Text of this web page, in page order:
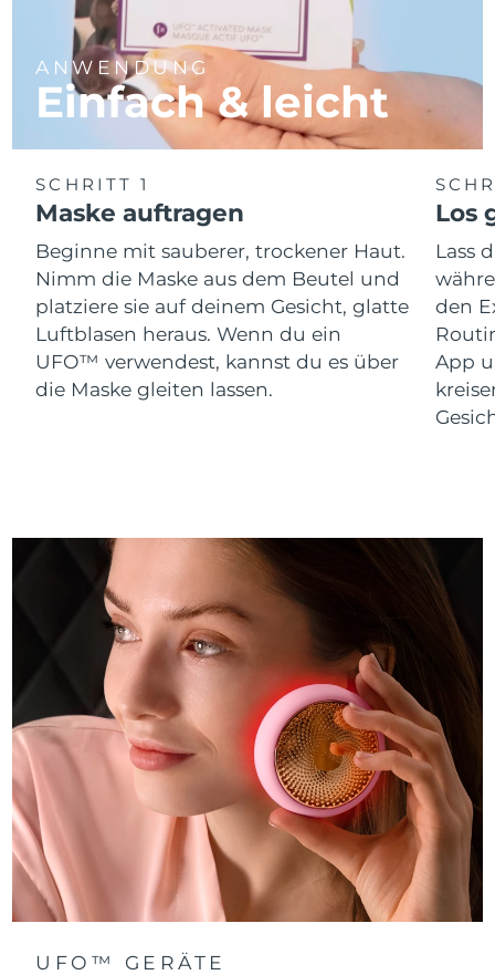
ANWENDUNG
Einfach & leicht
SCHRITT 1
Maske auftragen
Beginne mit sauberer, trockener Haut.
Nimm die Maske aus dem Beutel und
platziere sie auf deinem Gesicht, glatte
Luftblasen heraus. Wenn du ein
UFO™ verwendest, kannst du es über
die Maske gleiten lassen.
Los
Lass
den
App
UFO™ GERÄTE
Saudi-Arabien Erwartete Lieferung
Singapur Erwartete Lieferung
Erwartete Lieferung
Slowenien 8/10/26
Südafrika Erwartete Lieferung 8/18/26
Südkorea Erwartete Lieferung 8/12/26
Spanien
Schweden Erwartete Lieferung 8/10/26
Thailand Erwartete Lieferung 8/14/26
Erwartete Lieferung 8/11/26
Vereinigte Arabische
Emirate
Erwartete Lieferung
Vereinigtes
Königreich
Erwartete Lieferung8/10/26
Vereinigte Staaten Erwartete Lieferung8/11/26
Usbekistan Erwartete Lieferung 8/15/26
Vietnam Erwartete Lieferung 8/16/26